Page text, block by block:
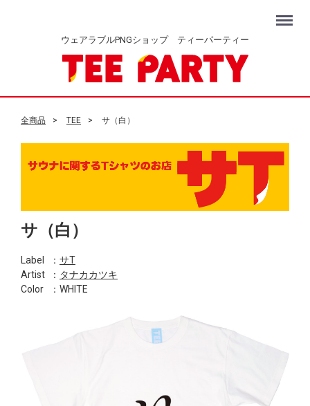
ウェアラブルPNGショップ ティーパーティー
Menu
全商品 TEE サ（白）
サ（白）
Label ： サT
Artist
： タナカカツキ
Color
：WHITE